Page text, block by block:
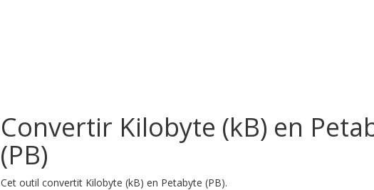
Convertir Kilobyte (kB) en
(PB)
Cet outil convertit Kilobyte (kB) en Petabyte (PB).